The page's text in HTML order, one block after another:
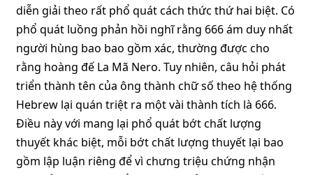
diễn giải theo rất phổ quát cách thức thứ hai biệt. Có
phổ quát luồng phản hồi nghĩ rằng 666 ám duy nhất
người hùng bao bao gồm xác, thường được cho
rằng hoàng đế La Mã Nero. Tuy nhiên, câu hỏi phát
triển thành tên của ông thành chữ số theo hệ thống
Hebrew lại quán triệt ra một vài thành tích là 666.
Điều này với mang lại phổ quát bớt chất lượng
thuyết khác biệt, mỗi bớt chất lượng thuyết lại bao
gồm lập luận riêng để vì chưng triệu chứng nhận